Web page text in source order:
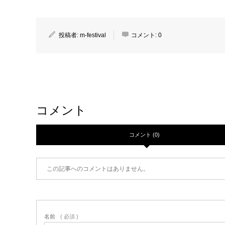
投稿者: m-festival コメント: 0
コメント
コメント (0)
この記事へのコメントはありません。
名前 ( 必須 )